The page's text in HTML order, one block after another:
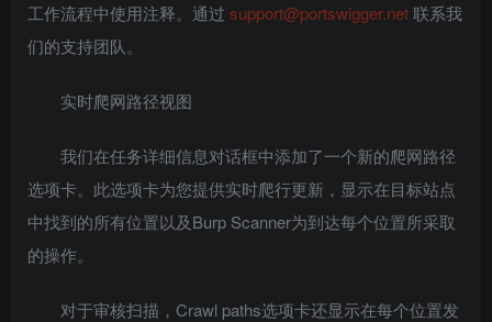
工作流程中使用注释。通过 support@portswigger.net联系我
们的支持团队。
实时爬网路径视图
我们在任务详细信息对话框中添加了一个新的爬网路径
选项卡。此选项卡为您提供实时爬行更新，显示在目标站点
中找到的所有位置以及Burp Scanner为到达每个位置所采取
的操作。
对于审核扫描，Crawl paths选项卡还显示在每个位置发